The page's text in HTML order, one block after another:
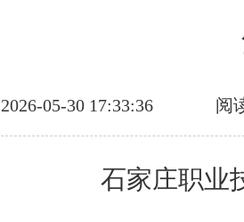
2026-05-30 17:33:36 阅
石家庄职业